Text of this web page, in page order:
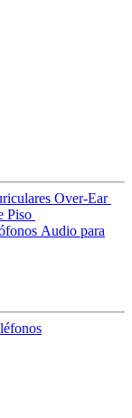
Over-Ear
Piso
Audio para